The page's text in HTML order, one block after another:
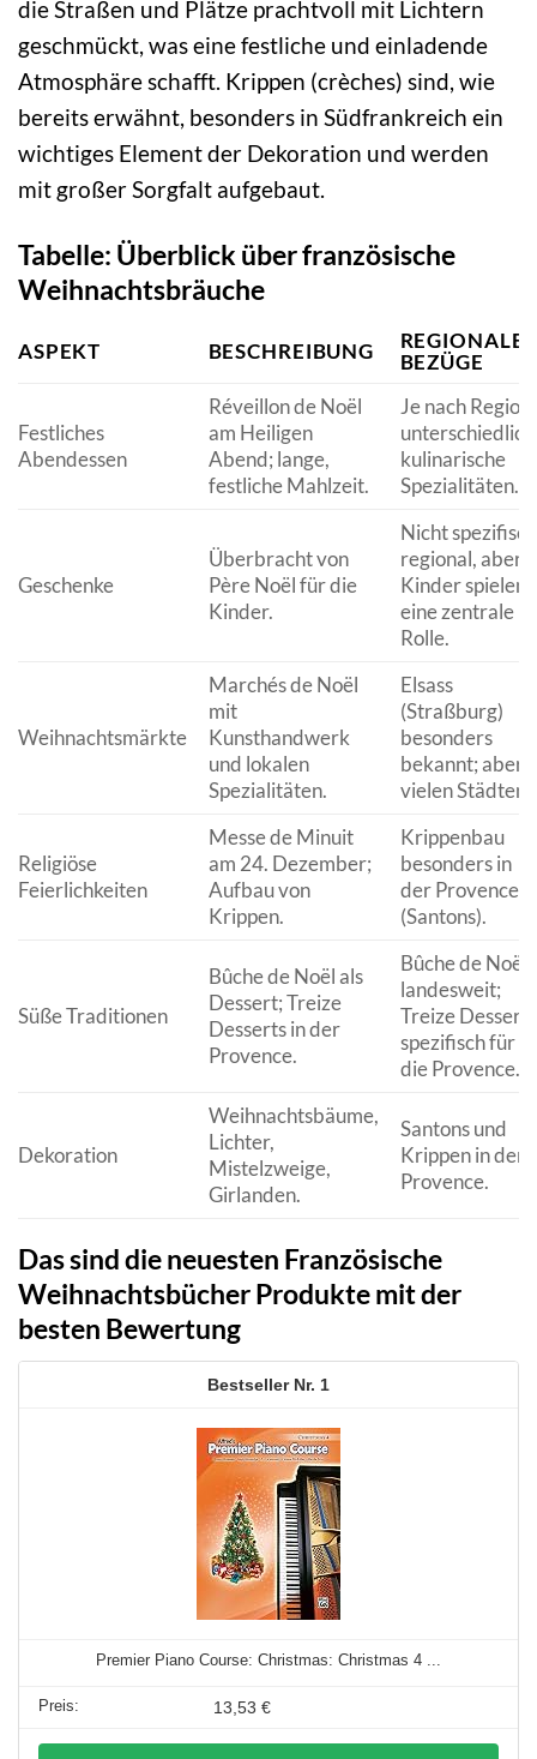
die Straßen und Plätze prachtvoll mit Lichtern
geschmückt, was eine festliche und einladende
Atmosphäre schafft. Krippen (crèches) sind, wie
bereits erwähnt, besonders in Südfrankreich ein
wichtiges Element der Dekoration und werden
mit großer Sorgfalt aufgebaut.
Tabelle: Überblick über französische
Weihnachtsbräuche
ASPEKT BESCHREIBUNG
REGIONALE
BEZÜGE
Festliches
Abendessen
Réveillon de Noël
am Heiligen
Abend; lange,
festliche Mahlzeit.
Je nach Region
kulinarische
Spezialitäten.
Geschenke
Überbracht von
Père Noël für die
Kinder.
Nicht spezifisch
regional, aber
Kinder spielen
eine zentrale
Rolle.
Weihnachtsmärkte
Marchés de Noël
mit
Kunsthandwerk
und lokalen
Spezialitäten.
Elsass
(Straßburg)
besonders
bekannt; aber
vielen Städten.
Religiöse
Feierlichkeiten
Messe de Minuit
am 24. Dezember;
Aufbau von
Krippen.
Krippenbau
besonders in
der Provence
(Santons).
Süße Traditionen
Bûche de Noël als
Dessert; Treize
Desserts in der
Provence.
Bûche de Noël
landesweit;
Treize Desserts
spezifisch für
die Provence.
Dekoration
Weihnachtsbäume,
Lichter,
Mistelzweige,
Girlanden.
Santons und
Krippen in der
Provence.
Das sind die neuesten Französische
Weihnachtsbücher Produkte mit der
besten Bewertung
1
Premier Piano Course: Christmas: Christmas 4 ...
13,53 €